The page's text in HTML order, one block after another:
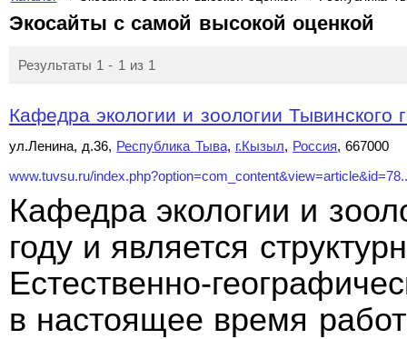
Экосайты с самой высокой оценкой
Результаты 1 - 1 из 1
Кафедра экологии и зоологии Тывинского
ул.Ленина, д.36, Республика Тыва, г.Кызыл, Россия, 667000
www.tuvsu.ru/
Кафедра экологии и
году и является
Естественно-
в настоящее время